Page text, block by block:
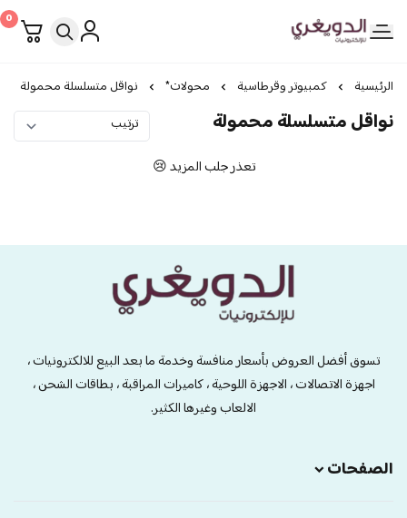
الدويغري • للإلكترونيات
0
الرئيسية كمبيوتر وقرطاسية محولات* نواقل متسلسلة محمولة
نواقل متسلسلة محمولة
تعذر جلب المزيد 😢
تسوق أفضل العروض بأسعار منافسة وخدمة ما بعد البيع للالكترونيات ،
اجهزة الاتصالات ، الاجهزة اللوحية ، كاميرات المراقبة ، بطاقات الشحن ،
الالعاب وغيرها الكثير.
الصفحات